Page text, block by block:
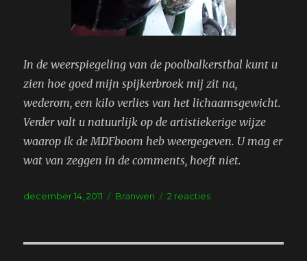
In de weerspiegeling van de poolbalkerstbal kunt u
zien hoe goed mijn spijkerbroek mij zit na,
wederom, een kilo verlies van het lichaamsgewicht.
Verder valt u natuurlijk op de artistiekerige wijze
waarop ik de MDFboom heb weergegeven. U mag er
wat van zeggen in de comments, hoeft niet.
Geplaatst
december 14, 2011 Tags
Branwen 2 reactiesop